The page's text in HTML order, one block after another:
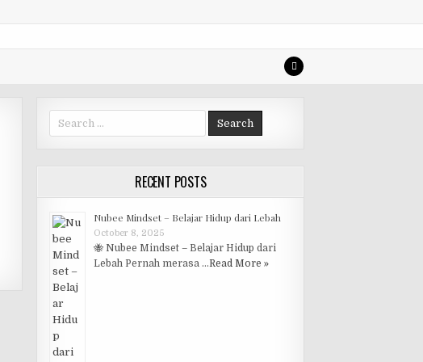
Search for:
RECENT POSTS
Nubee Mindset – Belajar Hidup dari Lebah
October 8, 2025
🐝 Nubee Mindset – Belajar Hidup dari
Lebah Pernah merasa …Read More »